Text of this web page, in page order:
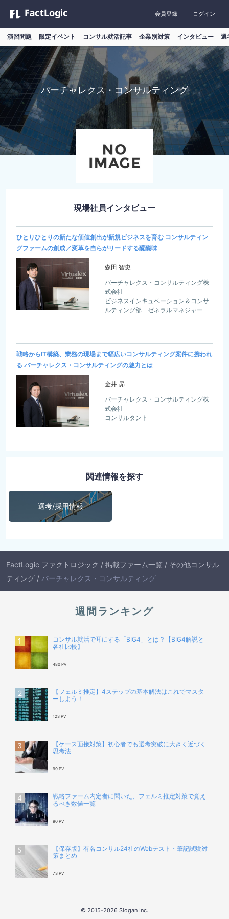
会員登録 ログイン
演習問題 限定イベント コンサル就活記事 企業別対策 インタビュー 選
バーチャレクス・コンサルティング
現場社員インタビュー
ひとりひとりの新たな価値創出が新規ビジネスを育む コンサルティン
グファームの創成／変革を自らがリードする醍醐味
森田 智史
バーチャレクス・コンサルティング株
式会社
ビジネスインキュベーション＆コンサ
ルティング部 ゼネラルマネジャー
戦略からIT構築、業務の現場まで幅広いコンサルティング案件に携われ
る バーチャレクス・コンサルティングの魅力とは
金井 昴
バーチャレクス・コンサルティング株
式会社
コンサルタント
関連情報を探す
選考/採用情報
FactLogic ファクトロジック / 掲載ファーム一覧 / その他コンサル
ティング / バーチャレクス・コンサルティング
週間ランキング
コンサル就活で耳にする「BIG4」とは？【BIG4解説と
各社比較】
480 PV
【フェルミ推定】4ステップの基本解法はこれでマスタ
ーしよう！
123 PV
【ケース面接対策】初心者でも選考突破に大きく近づく
思考法
99 PV
戦略ファーム内定者に聞いた、フェルミ推定対策で覚え
るべき数値一覧
90 PV
【保存版】有名コンサル24社のWebテスト・筆記試験対
策まとめ
73 PV
© 2015-2026 Slogan Inc.